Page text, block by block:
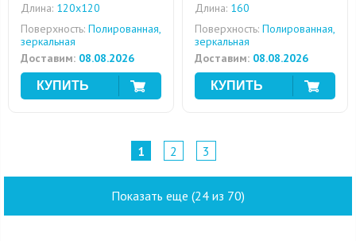
Длина: 120x120
Поверхность: Полированная,
зеркальная
Доставим: 08.08.2026
Длина: 160
Поверхность: Полированная,
зеркальная
Доставим: 08.08.2026
1 2 3
Показать еще (24 из 70)